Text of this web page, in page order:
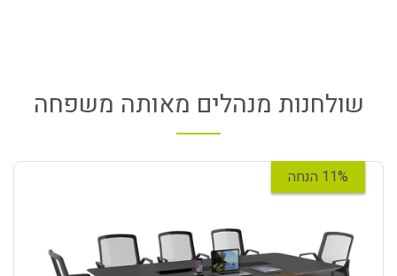
שולחנות מנהלים מאותה משפחה
11% הנחה